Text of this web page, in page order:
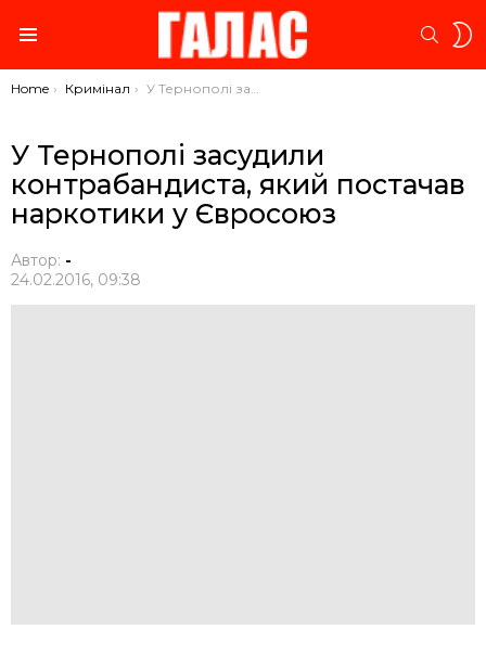
You are here:
Home Кримінал У Тернополі засудили контрабандиста, який постачав наркотики у Євросоюз
У Тернополі засудили
контрабандиста, який постачав
наркотики у Євросоюз
Автор: -
24.02.2016, 09:38